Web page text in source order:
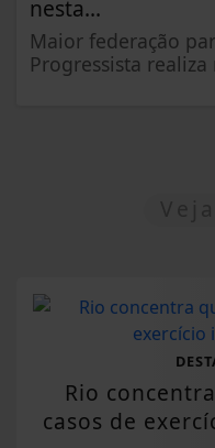
nesta...
Maior federação
Progressista realiza
Rio
casos de